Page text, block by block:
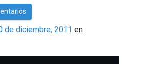
de diciembre, 2011 en